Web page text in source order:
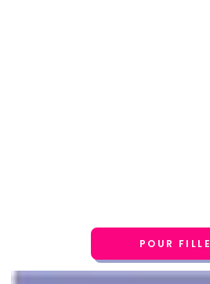
POUR FILLE